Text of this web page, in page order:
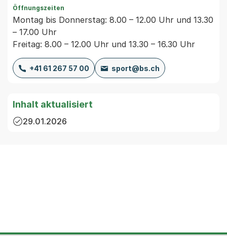
Öffnungszeiten
Montag bis Donnerstag: 8.00 – 12.00 Uhr und 13.30
– 17.00 Uhr
Freitag: 8.00 – 12.00 Uhr und 13.30 – 16.30 Uhr
+41 61 267 57 00 sport@bs.ch
Inhalt aktualisiert
29.01.2026